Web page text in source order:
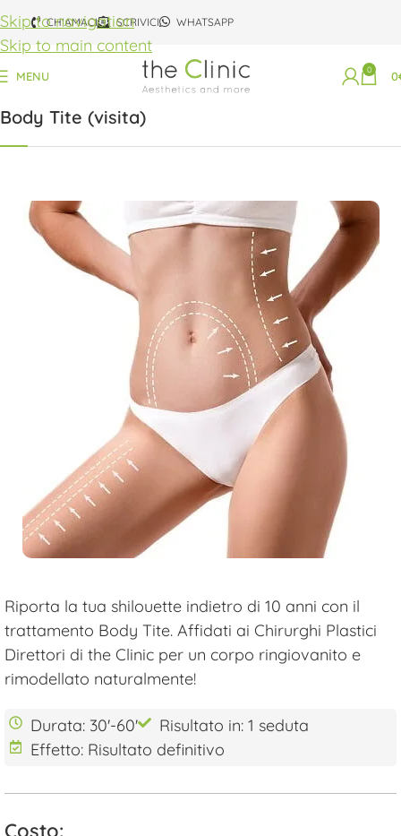
Skip to navigation
Skip to main content
CHIAMACI SCRIVICI WHATSAPP
MENU 0 0
Home the Excellence Visita
Body Tite (visita)
Riporta la tua shilouette indietro di 10 anni con il
trattamento Body Tite. Affidati ai Chirurghi Plastici
Direttori di the Clinic per un corpo ringiovanito e
rimodellato naturalmente!
Durata: 30'-60'
Risultato in: 1 seduta
Effetto: Risultato definitivo
Costo: